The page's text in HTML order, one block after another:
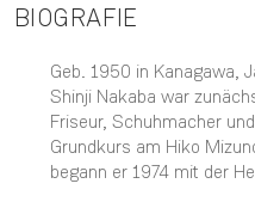
BIOGRAFIE
Geb. 1950 in Kanagawa,
Shinji Nakaba war
Friseur, Schuhmacher
Grundkurs am Hiko
begann er 1974 mit der